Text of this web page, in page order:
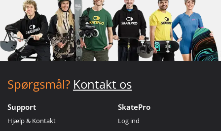
Spørgsmål? Kontakt os
Support
Hjælp & Kontakt
SkatePro
Log ind